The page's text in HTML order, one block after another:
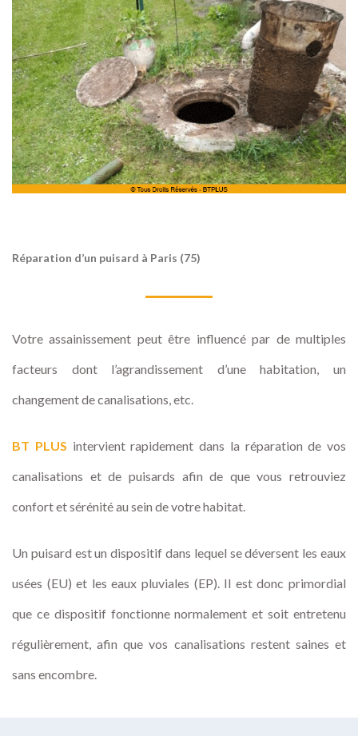
Réparation d’un puisard à Paris (75)
Votre assainissement peut être influencé par de multiples
facteurs dont l’agrandissement d’une habitation, un
changement de canalisations, etc.
BT PLUS intervient rapidement dans la réparation de vos
canalisations et de puisards afin de que vous retrouviez
confort et sérénité au sein de votre habitat.
Un puisard est un dispositif dans lequel se déversent les eaux
usées (EU) et les eaux pluviales (EP). Il est donc primordial
que ce dispositif fonctionne normalement et soit entretenu
régulièrement, afin que vos canalisations restent saines et
sans encombre.